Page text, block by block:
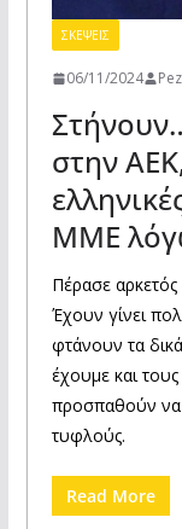
ΣΚΕΨΕΙΣ
06/11/2024
στην
ΜΜΕ
Πέρασε
Έχουν γίνει
φτάνουν τα
έχουμε και
προσπαθούν να
τυφλούς.
Read More